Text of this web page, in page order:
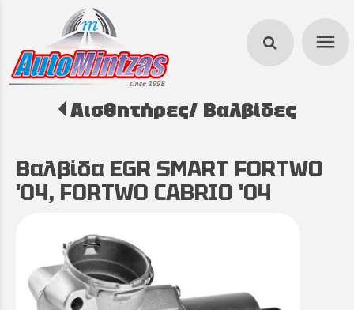
menu
search
Αισθητήρες/ Βαλβίδες
Βαλβίδα EGR SMART FORTWO
'04, FORTWO CABRIO '04